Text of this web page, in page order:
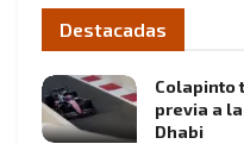
Destacadas
Colapinto
previa a
Dhabi